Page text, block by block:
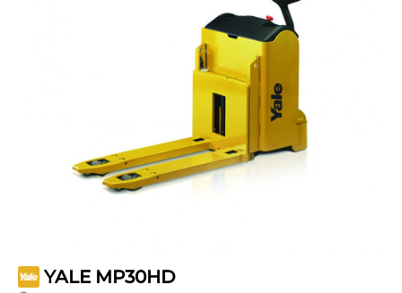
YALE MP30HD